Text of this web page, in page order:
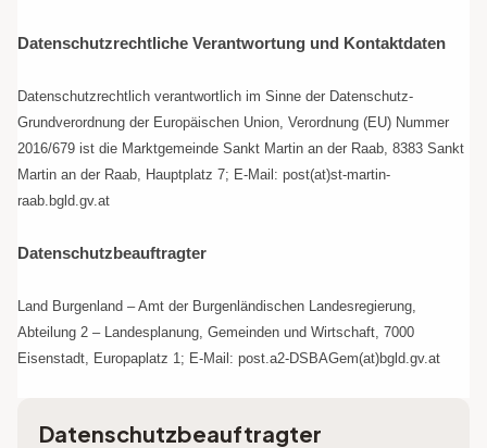
Datenschutzrechtliche Verantwortung und Kontaktdaten
Datenschutzrechtlich verantwortlich im Sinne der Datenschutz-
Grundverordnung der Europäischen Union, Verordnung (EU) Nummer
2016/679 ist die Marktgemeinde Sankt Martin an der Raab, 8383 Sankt
Martin an der Raab, Hauptplatz 7; E-Mail: post(at)st-martin-
raab.bgld.gv.at
Datenschutzbeauftragter
Land Burgenland – Amt der Burgenländischen Landesregierung,
Abteilung 2 – Landesplanung, Gemeinden und Wirtschaft, 7000
Eisenstadt, Europaplatz 1; E-Mail: post.a2-DSBAGem(at)bgld.gv.at
Datenschutzbeauftragter